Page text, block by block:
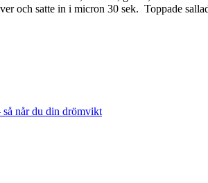
och satte in i micron 30 sek. Toppade
når du din drömvikt